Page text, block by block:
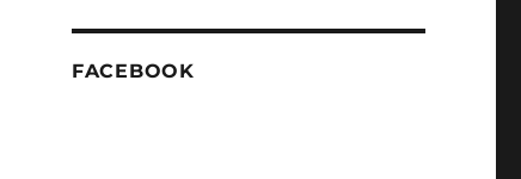
FACEBOOK